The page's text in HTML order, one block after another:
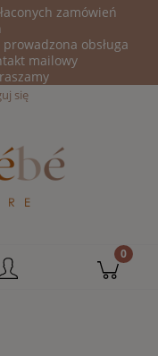
zamówień
obsługa
mailowy
się